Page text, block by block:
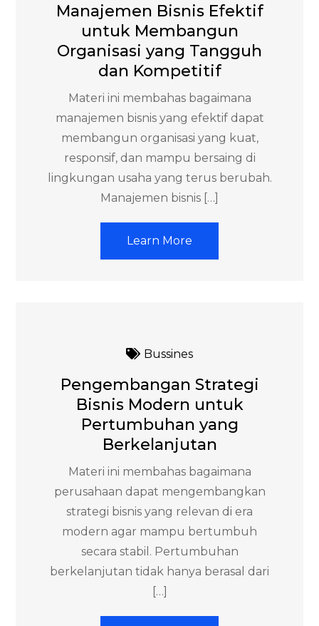
Manajemen Bisnis Efektif
untuk Membangun
Organisasi yang Tangguh
dan Kompetitif
Materi ini membahas bagaimana
manajemen bisnis yang efektif dapat
membangun organisasi yang kuat,
responsif, dan mampu bersaing di
lingkungan usaha yang terus berubah.
Manajemen bisnis […]
Learn More
Bussines
Pengembangan Strategi
Bisnis Modern untuk
Pertumbuhan yang
Berkelanjutan
Materi ini membahas bagaimana
perusahaan dapat mengembangkan
strategi bisnis yang relevan di era
modern agar mampu bertumbuh
secara stabil. Pertumbuhan
berkelanjutan tidak hanya berasal dari
[…]